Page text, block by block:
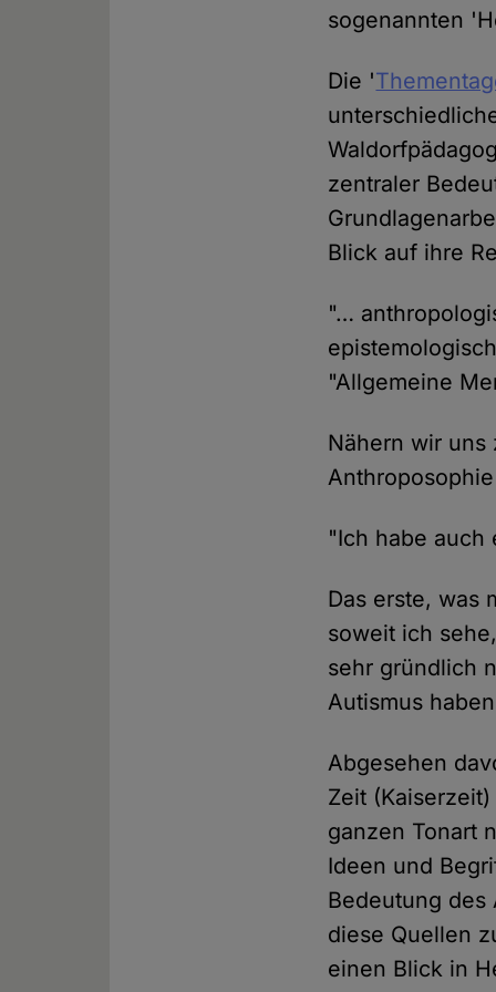
sogenannten
Die '
zentraler
Blick auf ihre
"…
"Allgemeine
Nähern wir
"Ich habe auch
Das erste, was
soweit ich
sehr gründlich
Autismus
Abgesehen
Zeit
ganzen Tonart
Ideen und
Bedeutung
diese Quellen
einen Blick in